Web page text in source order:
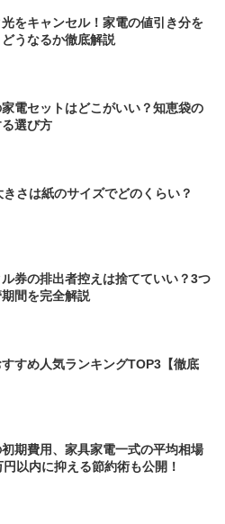
をキャンセル！家電の値引き分を
うなるか徹底解説
電セットはどこがいい？知恵袋の
選び方
さは紙のサイズでどのくらい？
券の排出者控えは捨てていい？3つ
間を完全解説
すめ人気ランキングTOP3【徹底
期費用、家具家電一式の平均相場
以内に抑える節約術も公開！